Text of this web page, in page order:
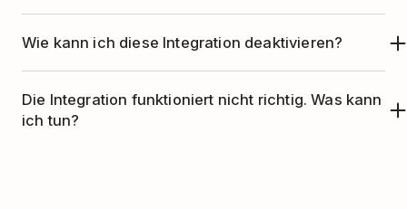
Wie kann ich diese Integration deaktivieren?
Wähle im Bereich My Plan die Option
Die Integration funktioniert nicht richtig. Was kann
ich tun?